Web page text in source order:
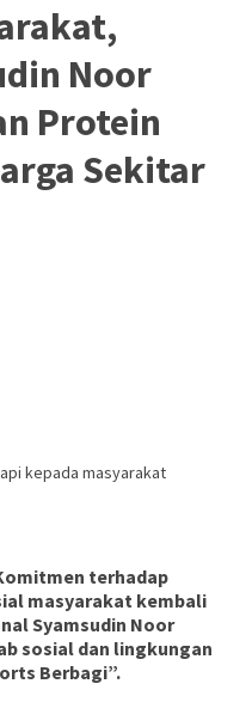
Noor
Protein
Sekitar
kepada masyarakat
terhadap
masyarakat kembali
Syamsudin Noor
sosial dan lingkungan
Berbagi”.